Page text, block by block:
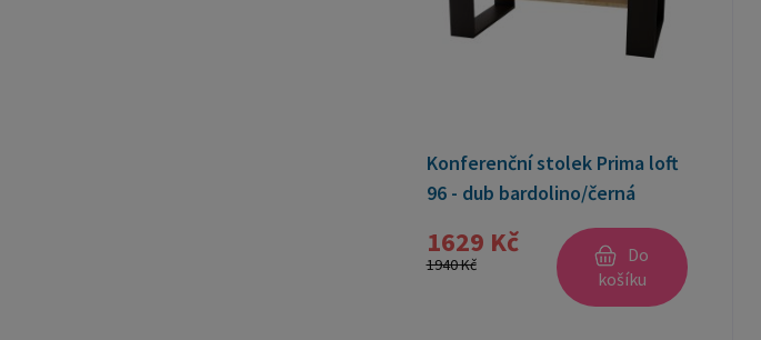
Konferenční stolek Prima loft
96 - dub bardolino/černá
1629 Kč
1940 Kč
Do
košíku